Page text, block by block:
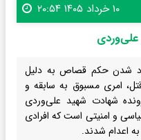
۱۰ خرداد ۱۴۰۵ ۲۰:۵۴
علی‌وردی
شدن حکم قصاص به دلیل
امری مسبوق به سابقه و
شهادت شهید علی‌وردی
و امنیتی است که افرادی
اعدام شدند.